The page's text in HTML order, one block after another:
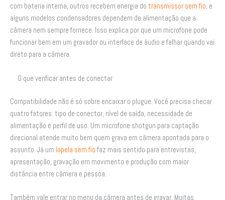
com bateria interna, outros recebem energia do transmissor sem fio, e
alguns modelos condensadores dependem de alimentação que a
câmera nem sempre fornece. Isso explica por que um microfone pode
funcionar bem em um gravador ou interface de áudio e falhar quando vai
direto para a câmera.
O que verificar antes de conectar
Compatibilidade não é só sobre encaixar o plugue. Você precisa checar
quatro fatores: tipo de conector, nível de saída, necessidade de
alimentação e perfil de uso. Um microfone shotgun para captação
direcional atende muito bem quem grava em câmera apontada para o
assunto. Já um lapela sem fiofaz mais sentido para entrevistas,
apresentação, gravação em movimento e produção com maior
distância entre câmera e pessoa.
Também vale entrar no menu da câmera antes de gravar. Muitas